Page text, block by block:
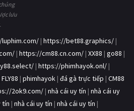
lưu
| https://bet88.graphics/ |
| https://cm88.cn.com/ | XX88 | go88 |
| https://phimhayok.onl/ |
FLY88 | phimhayok | đá gà trực tiếp | CM88
2ok9.com/ | nhà cái uy tín | nhà cái uy
tín | nhà cái uy tín | nhà cái uy tín |